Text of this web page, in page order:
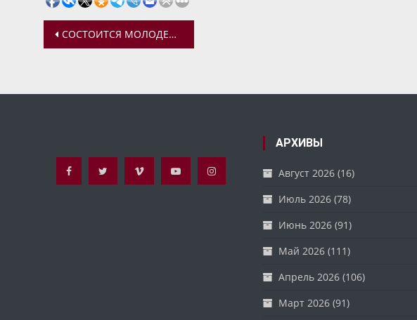
Навигация
записям
СОСТОИТСЯ МОЛОДЕЖНАЯ ВСТРЕЧА В ВОЗНЕСЕНСКОМ ХРАМЕ Г. ЯРОСЛАВЛЯ
АРХИВЫ
Август 2026(16)
Июль 2026(78)
Июнь 2026(91)
Май 2026(111)
Апрель 2026(106)
Март 2026(91)